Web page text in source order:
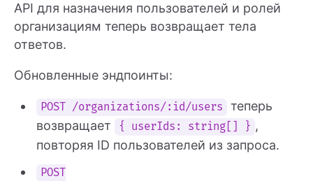
API для назначения пользователей и ролей
организациям теперь возвращает тела
ответов.
Обновленные эндпоинты:
POST /organizations/:id/users
теперь
возвращает
{ userIds: string[] } ,
повторяя ID пользователей из запроса.
POST